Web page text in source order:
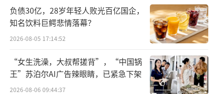
连、高速信号传输、物理固定与保护、散热传
导等核心功能，广泛应用于人工智能服务器、
高速运算、数据中心、智能设备、汽车电子及
工业控制等领域。
根据弗若斯特沙利文的数据，按收入计，
负债30亿，28岁年轻人败光百亿国企，
知名饮料巨鳄悲情落幕？
2026-08-05 17:14:52
“女生洗澡，大叔帮搓背”，“中国锅
王”苏泊尔AI广告辣眼睛，已紧急下架
2026-08-06 09:44:37